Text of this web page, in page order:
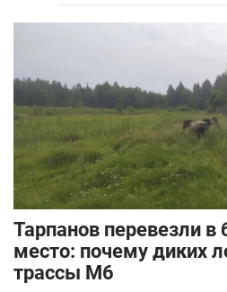
Тарпанов перевезли в
место: почему диких
трассы М6